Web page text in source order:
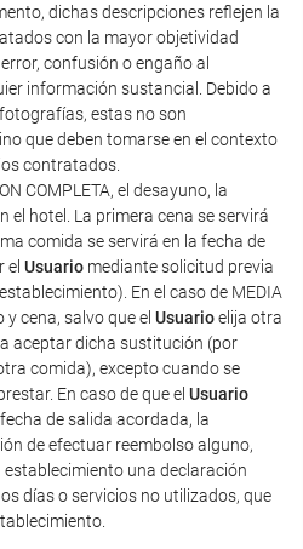
dichas descripciones reflejen la
con la mayor objetividad
confusión o engaño al
información sustancial. Debido a
estas no son
que deben tomarse en el contexto
contratados.
COMPLETA, el desayuno, la
el hotel. La primera cena se servirá
comida se servirá en la fecha de
el Usuario mediante solicitud previa
En el caso de MEDIA
y cena, salvo que el Usuarioelija otra
aceptar dicha sustitución (por
comida), excepto cuando se
En caso de que el Usuario
de salida acordada, la
de efectuar reembolso alguno,
establecimiento una declaración
días o servicios no utilizados, que